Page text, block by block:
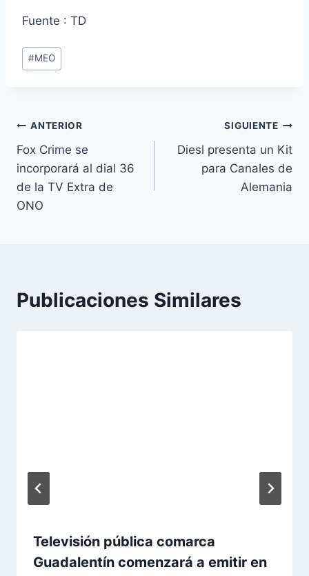
Fuente : TD
Etiquetas
de
#MEO
Navegación
de
entradas
ANTERIOR
Fox Crime se
incorporará al dial 36
de la TV Extra de
ONO
SIGUIENTE
Diesl presenta un Kit
para Canales de
Alemania
Publicaciones Similares
Televisión pública comarca
Guadalentín comenzará a emitir en